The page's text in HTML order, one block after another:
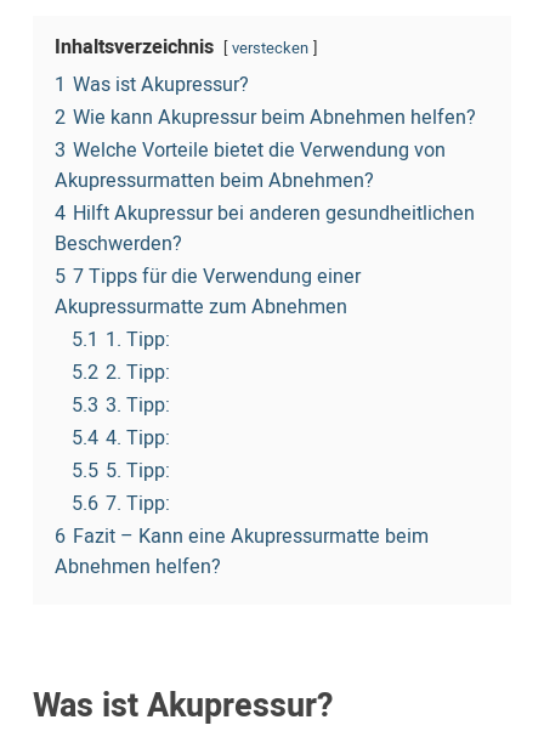
Inhaltsverzeichnis verstecken
1 Was ist Akupressur?
2 Wie kann Akupressur beim Abnehmen helfen?
3 Welche Vorteile bietet die Verwendung von
Akupressurmatten beim Abnehmen?
4 Hilft Akupressur bei anderen gesundheitlichen
Beschwerden?
5 7 Tipps für die Verwendung einer
Akupressurmatte zum Abnehmen
5.1 1. Tipp:
5.2 2. Tipp:
5.3 3. Tipp:
5.4 4. Tipp:
5.5 5. Tipp:
5.6 7. Tipp:
6 Fazit – Kann eine Akupressurmatte beim
Abnehmen helfen?
Was ist Akupressur?